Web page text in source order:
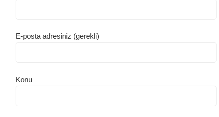
E-posta adresiniz (gerekli)
Konu